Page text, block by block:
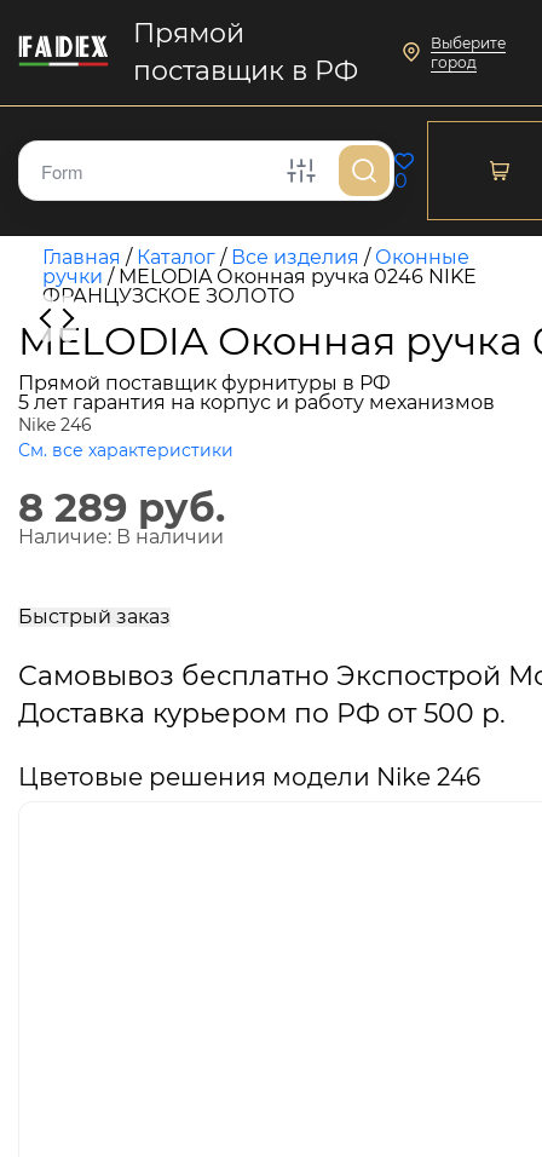
Прямой
поставщик в РФ
Выберите
город
0
Главная / Каталог / Все изделия / Оконные
ручки / MELODIA Оконная ручка 0246 NIKE
ФРАНЦУЗСКОЕ ЗОЛОТО
MELODIA Оконная
Прямой поставщик фурнитуры в РФ
5 лет гарантия на корпус и работу механизмов
Nike 246
См. все характеристики
8 289 руб.
Наличие: В наличии
Быстрый заказ
Самовывоз бесплатно Экспострой
Доставка курьером по РФ от 500 р.
Цветовые решения модели Nike 246